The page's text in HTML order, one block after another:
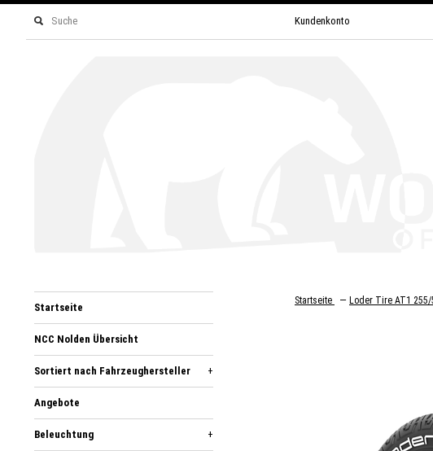
Kundenkonto
Startseite
NCC Nolden Übersicht
Sortiert nach Fahrzeughersteller +
Angebote
Beleuchtung +
Startseite — Loder Tire AT1